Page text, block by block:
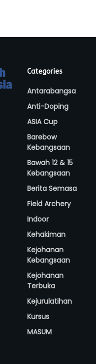
Categories
Antarabangsa
Anti-Doping
ASIA Cup
Barebow
Kebangsaan
Bawah 12 & 15
Kebangsaan
Berita Semasa
Field Archery
Indoor
Kehakiman
Kejohanan
Kebangsaan
Kejohanan
Terbuka
Kejurulatihan
Kursus
MASUM